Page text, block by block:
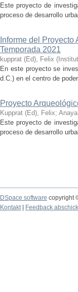
Este proyecto de
proceso de desarrollo
Informe del
Temporada 2021
kupprat (Ed), Felix (
En este proyecto se
d.C.) en el centro de
Proyecto
Kupprat (Ed), Felix;
Este proyecto de
proceso de desarrollo
DSpace software copyright
Kontakt| Feedback